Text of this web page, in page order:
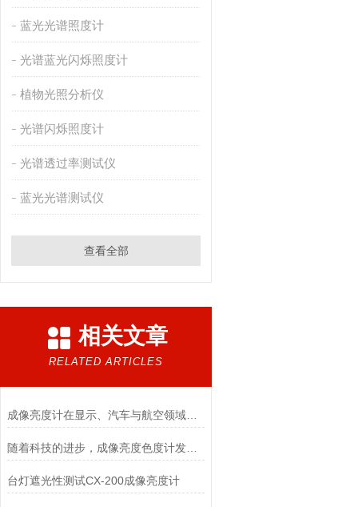
蓝光光谱照度计
光谱蓝光闪烁照度计
植物光照分析仪
光谱闪烁照度计
光谱透过率测试仪
蓝光光谱测试仪
查看全部
相关文章
RELATED ARTICLES
成像亮度计在显示、汽车与航空领域的核心应用
随着科技的进步，成像亮度色度计发展的技术也在不断进步
台灯遮光性测试CX-200成像亮度计